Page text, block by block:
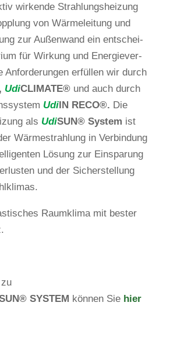
wir­kende Strah­lungs­hei­zung
von Wär­me­lei­tung und
zur Außen­wand ein ent­schei­
für Wir­kung und Ener­gie­ver­
Anfor­de­rungen erfüllen wir durch
UdiCLIMATE®und auch durch
UdiIN RECO®. Die
als UdiSUN® System ist
Wär­me­strah­lung in Ver­bin­dung
Lösung zur Ein­spa­rung
und der Sicher­stel­lung
Raum­klima mit bester
® SYSTEM können Sie hier